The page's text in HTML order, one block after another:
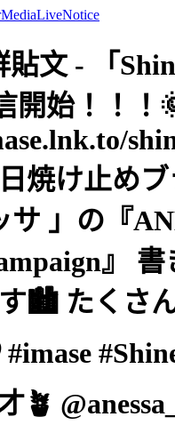
MediaLiveNotice
貼文 - 「
開始！！！
焼け止め
サ 」の『
』 書
🏙️ たくさ
🪴